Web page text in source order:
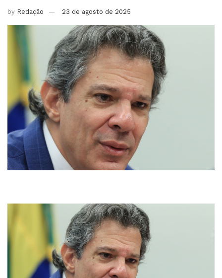
by Redação 23 de agosto de 2025